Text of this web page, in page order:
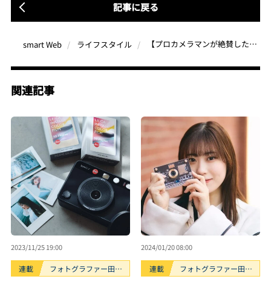
記事に戻る
smart Web ライフスタイル 【プロカメラマンが絶賛したデジカメ「RICOH GR III」】最強のスナップシューターの進化した性能と変わらぬ魅力
関連記事
2023/11/25 19:00
連載
フォトグラファー田中
2024/01/20 08:00
連載
フォトグラファー田中